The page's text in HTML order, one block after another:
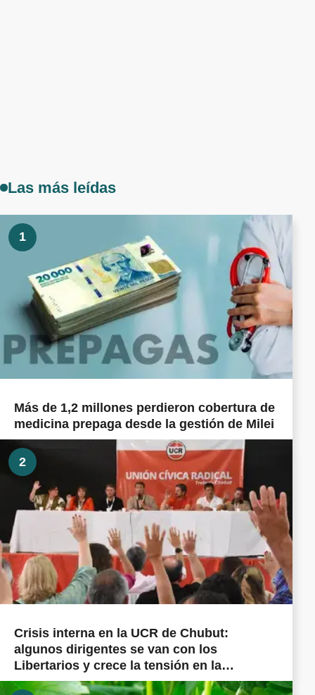
Las más leídas
1
Más de 1,2 millones perdieron cobertura de
medicina prepaga desde la gestión de Milei
2
Crisis interna en la UCR de Chubut:
algunos dirigentes se van con los
Libertarios y crece la tensión en la
militancia cordillerana